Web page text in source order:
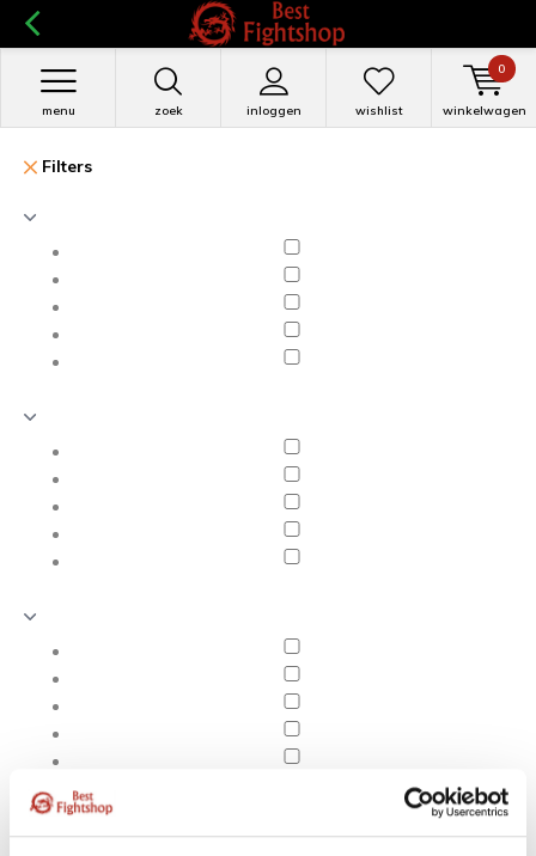
zoek inloggen
menu wishlist winkelwagen
0
Filters